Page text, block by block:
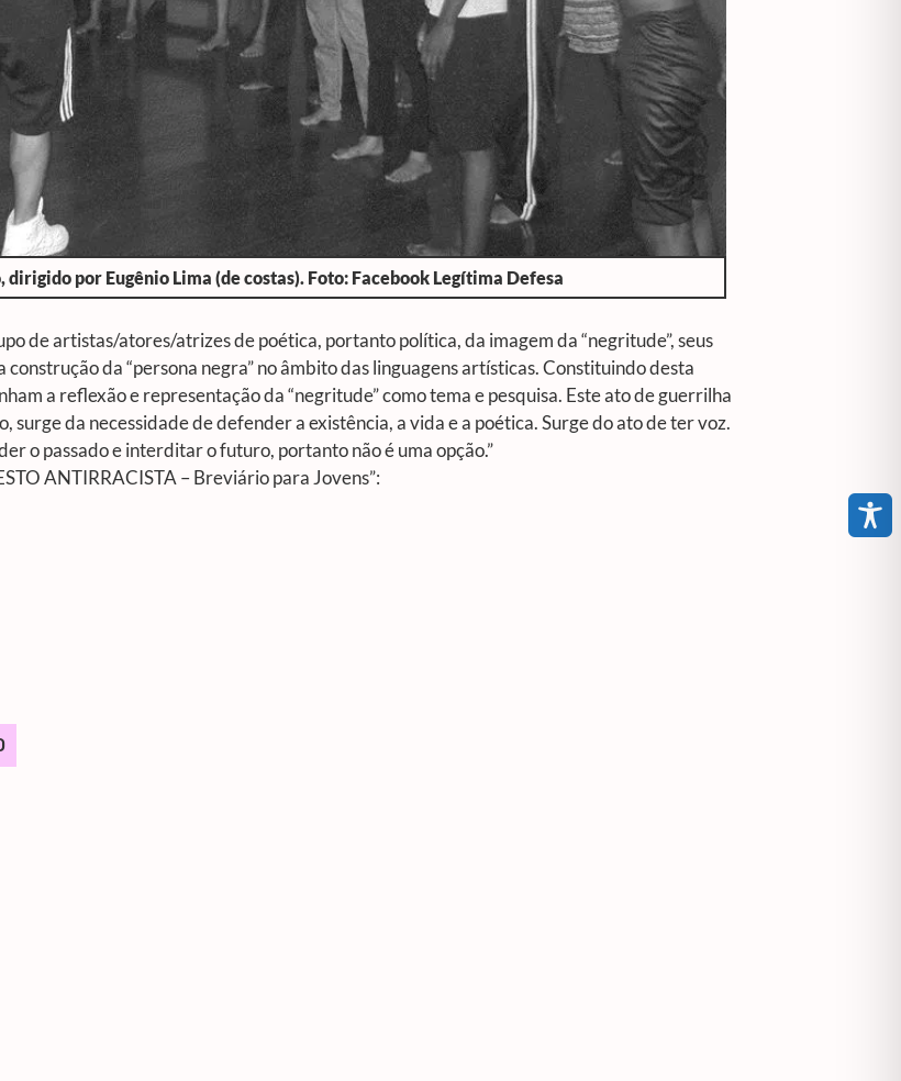
por Eugênio Lima (de costas). Foto: Facebook Legítima Defesa
de artistas/atores/atrizes de poética, portanto política, da imagem da “negritude”, seus
da “persona negra” no âmbito das linguagens artísticas. Constituindo desta
a reflexão e representação da “negritude” como tema e pesquisa. Este ato de guerrilha
da necessidade de defender a existência, a vida e a poética. Surge do ato de ter voz.
o passado e interditar o futuro, portanto não é uma opção.”
ANTIRRACISTA – Breviário para Jovens”: